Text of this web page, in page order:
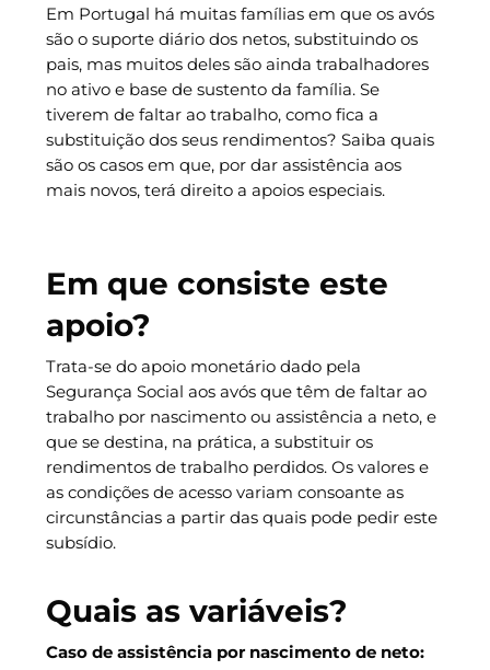
Em Portugal há muitas famílias em que os avós
são o suporte diário dos netos, substituindo os
pais, mas muitos deles são ainda trabalhadores
no ativo e base de sustento da família. Se
tiverem de faltar ao trabalho, como fica a
substituição dos seus rendimentos? Saiba quais
são os casos em que, por dar assistência aos
mais novos, terá direito a apoios especiais.
Em que consiste este
apoio?
Trata-se do apoio monetário dado pela
Segurança Social aos avós que têm de faltar ao
trabalho por nascimento ou assistência a neto, e
que se destina, na prática, a substituir os
rendimentos de trabalho perdidos. Os valores e
as condições de acesso variam consoante as
circunstâncias a partir das quais pode pedir este
subsídio.
Quais as variáveis?
Caso de assistência por nascimento de neto: